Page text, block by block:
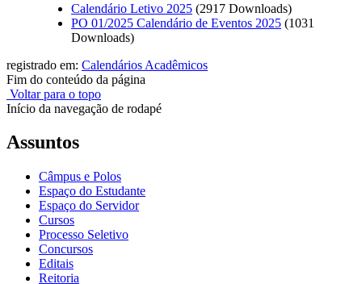
Calendário Letivo 2025 (2917 Downloads)
PO 01/2025 Calendário de Eventos 2025 (1031
Downloads)
registrado em: Calendários Acadêmicos
Fim do conteúdo da página
Voltar para o topo
Início da navegação de rodapé
Assuntos
Câmpus e Polos
Espaço do Estudante
Espaço do Servidor
Cursos
Processo Seletivo
Concursos
Editais
Reitoria